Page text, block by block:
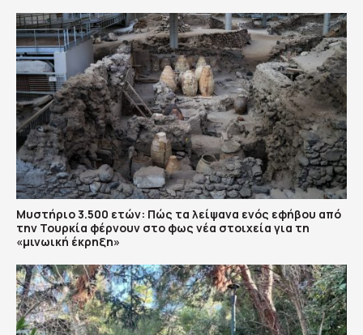
Μυστήριο 3.500 ετών: Πώς τα λείψανα ενός εφήβου από
την Τουρκία φέρνουν στο φως νέα στοιχεία για τη
«μινωική έκρηξη»